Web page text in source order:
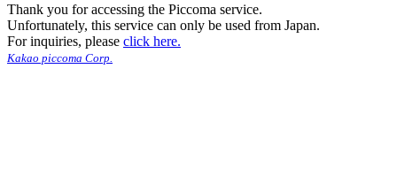
Thank you for accessing the Piccoma service.
Unfortunately, this service can only be used from Japan.
For inquiries, please click here.
Kakao piccoma Corp.